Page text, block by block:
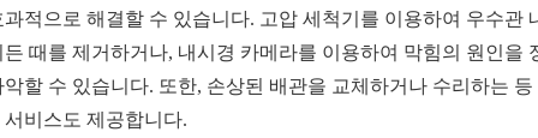
과적으로 해결할 수 있습니다. 고압 세척기를 이용하여 우수관
든 때를 제거하거나, 내시경 카메라를 이용하여 막힘의 원인을
악할 수 있습니다. 또한, 손상된 배관을 교체하거나 수리하는 등
서비스도 제공합니다.